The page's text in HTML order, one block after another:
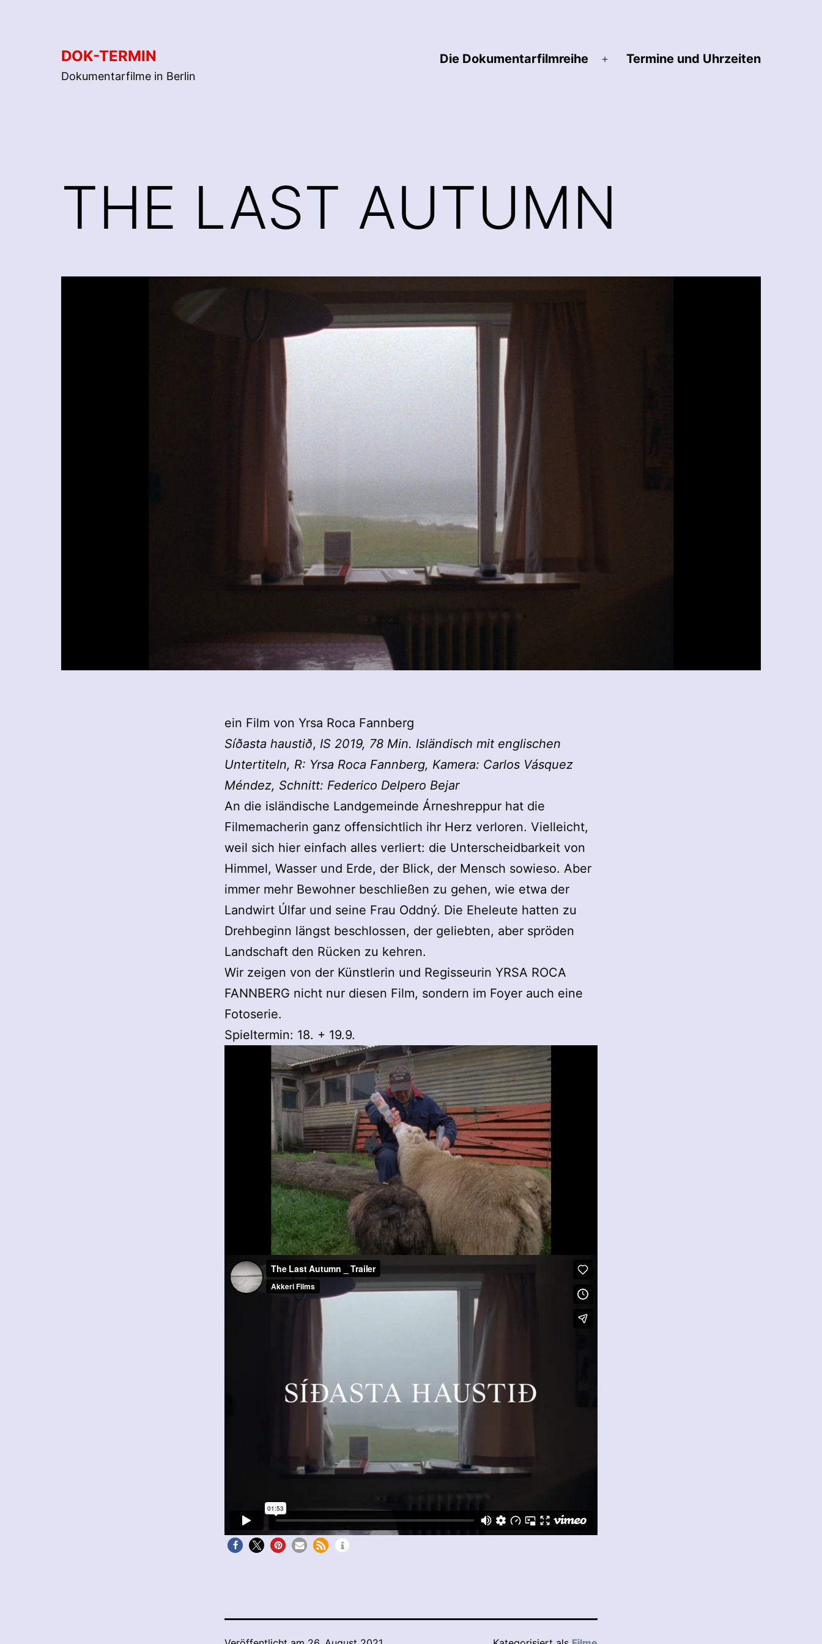
DOK-TERMIN
Dokumentarfilme in Berlin
Die Dokumentarfilmreihe
Menü
Termine und Uhrzeiten
THE LAST AUTUMN
ein Film von Yrsa Roca Fannberg
Síðasta haustið, IS 2019, 78 Min. Isländisch mit englischen
Untertiteln, R: Yrsa Roca Fannberg, Kamera: Carlos Vásquez
Méndez, Schnitt: Federico Delpero Bejar
An die isländische Landgemeinde Árneshreppur hat die
Filmemacherin ganz offensichtlich ihr Herz verloren. Vielleicht,
weil sich hier einfach alles verliert: die Unterscheidbarkeit von
Himmel, Wasser und Erde, der Blick, der Mensch sowieso. Aber
immer mehr Bewohner beschließen zu gehen, wie etwa der
Landwirt Úlfar und seine Frau Oddný. Die Eheleute hatten zu
Drehbeginn längst beschlossen, der geliebten, aber spröden
Landschaft den Rücken zu kehren.
Wir zeigen von der Künstlerin und Regisseurin YRSA ROCA
FANNBERG nicht nur diesen Film, sondern im Foyer auch eine
Fotoserie.
Spieltermin: 18. + 19.9.